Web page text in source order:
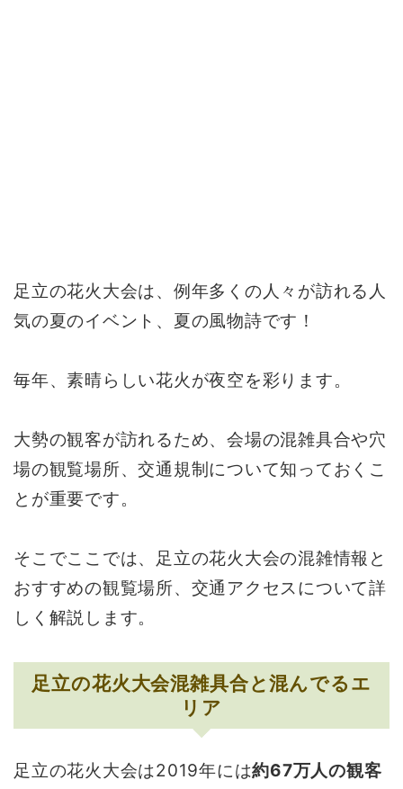
足立の花火大会は、例年多くの人々が訪れる人
気の夏のイベント、夏の風物詩です！
毎年、素晴らしい花火が夜空を彩ります。
大勢の観客が訪れるため、会場の混雑具合や穴
場の観覧場所、交通規制について知っておくこ
とが重要です。
そこでここでは、足立の花火大会の混雑情報と
おすすめの観覧場所、交通アクセスについて詳
しく解説します。
足立の花火大会混雑具合と混んでるエ
リア
足立の花火大会は2019年には約67万人の観客